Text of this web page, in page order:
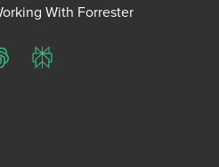
With Forrester
Perplexity